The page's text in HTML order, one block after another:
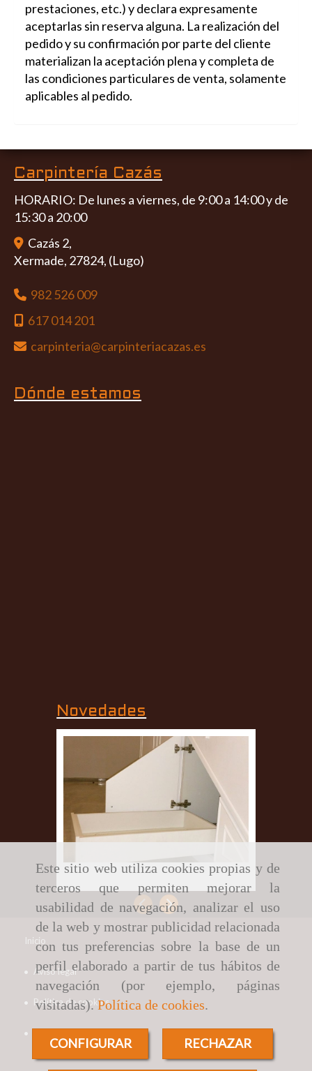
Este sitio web utiliza cookies propias y de
terceros que permiten mejorar la
usabilidad de navegación, analizar el uso
de la web y mostrar publicidad relacionada
con tus preferencias sobre la base de un
perfil elaborado a partir de tus hábitos de
navegación (por ejemplo, páginas
visitadas).Política de cookies.
CONFIGURAR RECHAZAR
prestaciones, etc.) y declara expresamente
aceptarlas sin reserva alguna. La realización del
pedido y su confirmación por parte del cliente
materializan la aceptación plena y completa de
las condiciones particulares de venta, solamente
aplicables al pedido.
Carpintería Cazás
HORARIO: De lunes a viernes, de 9:00 a 14:00 y de
15:30 a 20:00
Cazás 2,
Xermade, 27824, (Lugo)
982 526 009
617 014 201
carpinteria
carpinteriacazas.es
Dónde estamos
Novedades
Muebles a medida en Lugo
Lugo
AnteriorSiguiente
Inicio
Aviso legal
Política de cookies